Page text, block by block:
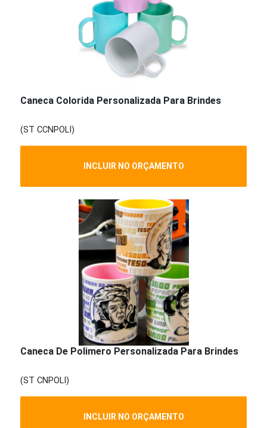
Caneca Colorida Personalizada Para Brindes
(ST CCNPOLI)
INCLUIR NO ORÇAMENTO
Caneca De Polimero Personalizada Para Brindes
(ST CNPOLI)
INCLUIR NO ORÇAMENTO